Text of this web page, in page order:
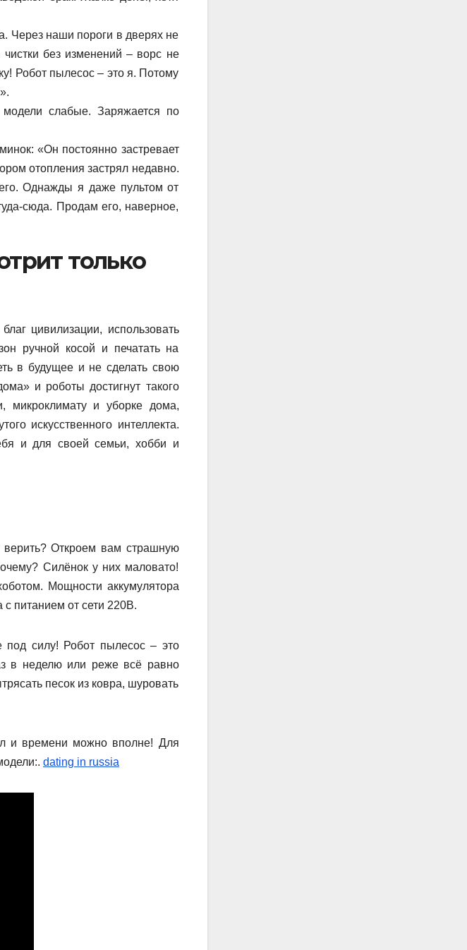
Через наши пороги в дверях не
чистки без изменений – ворс не
Робот пылесос – это я. Потому
слабые. Заряжается по
«Он постоянно застревает
отопления застрял недавно.
Однажды я даже пультом от
сюда. Продам его, наверное,
только
цивилизации, использовать
ручной косой и печатать на
в будущее и не сделать свою
и роботы достигнут такого
микроклимату и уборке дома,
искусственного интеллекта.
и для своей семьи, хобби и
верить? Откроем вам страшную
Силёнок у них маловато!
Мощности аккумулятора
питанием от сети 220В.
под силу! Робот пылесос – это
в неделю или реже всё равно
песок из ковра, шуровать
и времени можно вполне! Для
dating in russia